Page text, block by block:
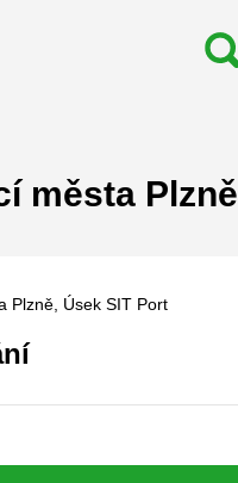
města Plzně
Plzně, Úsek SIT Port